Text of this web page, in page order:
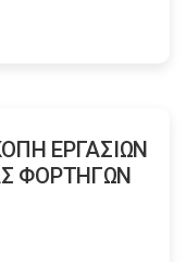
ΕΡΓΑΣΙΩΝ
ΦΟΡΤΗΓΩΝ